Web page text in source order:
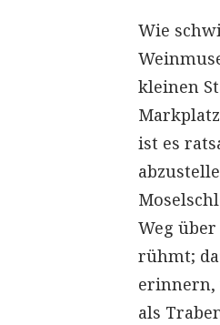
Wie
kleinen
ist es
Weg
rühmt;
erinnern,
als